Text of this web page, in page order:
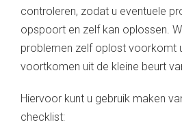
controleren, zodat u eventuele
opspoort en zelf kan oplossen.
problemen zelf oplost voorkomt
voortkomen uit de kleine beurt
Hiervoor kunt u gebruik maken
checklist: